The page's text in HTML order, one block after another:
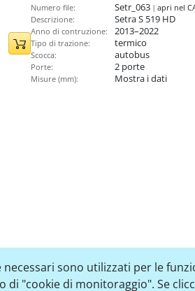
necessari sono utilizzati per le
di "cookie di monitoraggio". Se
Numero file: Setr_063
apri nel
Descrizione:
Setra S 519 HD
Anno di contruzione: 2013–2022
Tipo di trazione: termico
Scocca: autobus
Porte: 2 porte
Misure (mm): Mostra i dati